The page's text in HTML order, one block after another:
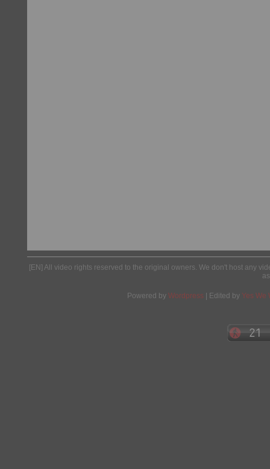
[EN] All video rights reserved to the original owners. We don't host any
Powered by Wordpress | Edited by Yes We